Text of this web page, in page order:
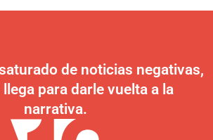
de noticias negativas,
para darle vuelta a la
narrativa.